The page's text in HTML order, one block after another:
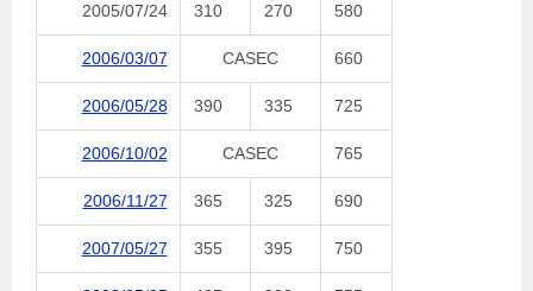
2005/07/24 310 270 580
2006/03/07 CASEC 660
2006/05/28 390 335 725
2006/10/02 CASEC 765
2006/11/27 365 325 690
2007/05/27 355 395 750